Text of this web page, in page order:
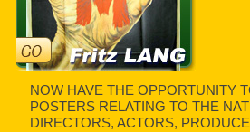
NOW HAVE THE OPPORTUNITY
POSTERS RELATING TO THE
DIRECTORS, ACTORS,